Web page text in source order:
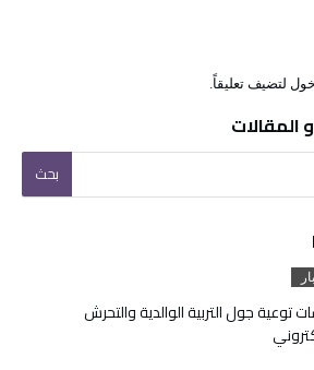
لتضيف تعليقاً.
المقالات
توعية جول التربية الوالدية والتحرش